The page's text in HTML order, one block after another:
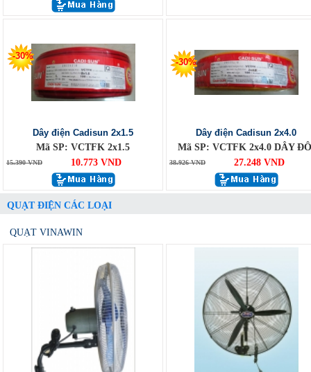
-30%
Dây điện Cadisun 2x1.5
Mã SP: VCTFK 2x1.5
15.390 VND 10.773 VND
-30%
Dây điện Cadisun 2x4.0
Mã SP: VCTFK 2x4.0 DÂY
38.926 VND 27.248 VND
QUẠT ĐIỆN CÁC LOẠI
QUẠT VINAWIN